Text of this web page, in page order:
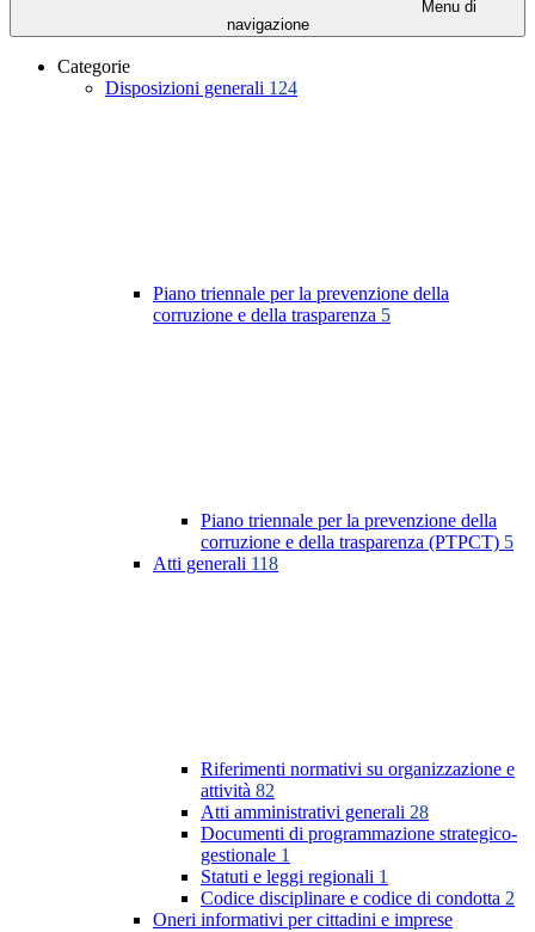
Menu di
navigazione
Categorie
Disposizioni generali 124
Piano triennale per la prevenzione della
corruzione e della trasparenza 5
Piano triennale per la prevenzione della
corruzione e della trasparenza (PTPCT) 5
Atti generali 118
Riferimenti normativi su organizzazione e
attività 82
Atti amministrativi generali 28
Documenti di programmazione strategico-
gestionale 1
Statuti e leggi regionali 1
Codice disciplinare e codice di condotta 2
Oneri informativi per cittadini e imprese